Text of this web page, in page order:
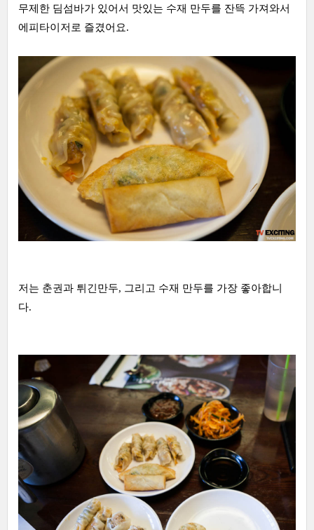
무제한 딤섬바가 있어서 맛있는 수재 만두를 잔뜩 가져와서
에피타이저로 즐겼어요.
저는 춘권과 튀긴만두, 그리고 수재 만두를 가장 좋아합니
다.